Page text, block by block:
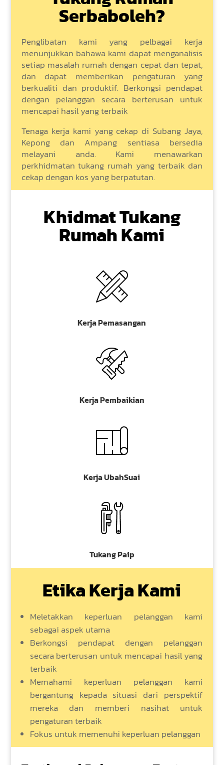
Serbaboleh?
Penglibatan kami yang pelbagai kerja
menunjukkan bahawa kami dapat menganalisis
setiap masalah rumah dengan cepat dan tepat,
dan dapat memberikan pengaturan yang
berkualiti dan produktif. Berkongsi pendapat
dengan pelanggan secara berterusan untuk
mencapai hasil yang terbaik
Tenaga kerja kami yang cekap di Subang Jaya,
Kepong dan Ampang sentiasa bersedia
melayani anda. Kami menawarkan
perkhidmatan tukang rumah yang terbaik dan
cekap dengan kos yang berpatutan.
Khidmat Tukang
Rumah Kami
Kerja Pemasangan
Kerja Pembaikian
Kerja UbahSuai
Tukang Paip
Etika Kerja Kami
Meletakkan keperluan pelanggan kami
sebagai aspek utama
Berkongsi pendapat dengan pelanggan
secara berterusan untuk mencapai hasil yang
terbaik
Memahami keperluan pelanggan kami
bergantung kepada situasi dari perspektif
mereka dan memberi nasihat untuk
pengaturan terbaik
Fokus untuk memenuhi keperluan pelanggan